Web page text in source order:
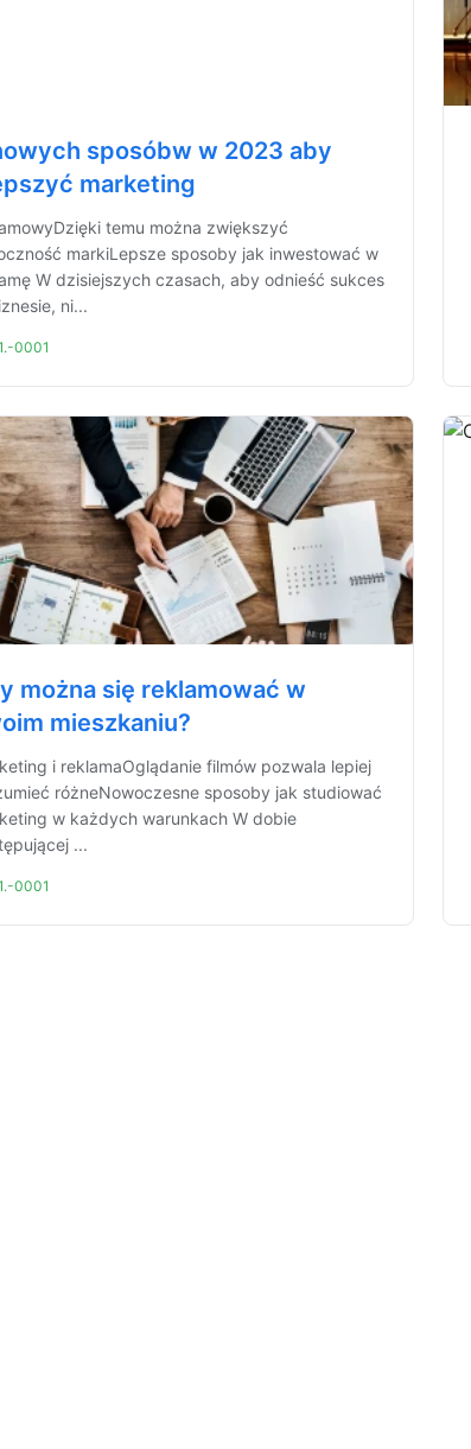
sposóbw w 2023 aby
marketing
temu można zwiększyć
markiLepsze sposoby jak inwestować w
W dzisiejszych czasach, aby odnieść sukces
ni...
0001
można się reklamować w
mieszkaniu?
i reklamaOglądanie filmów pozwala lepiej
różneNowoczesne sposoby jak studiować
w każdych warunkach W dobie
...
0001